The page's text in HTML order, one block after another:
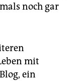
noch gar
mit
ein